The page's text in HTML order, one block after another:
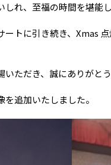
れ、至福の時間を堪能し
トに引き続き、Xmas
ただき、誠にありがとう
追加いたしました。